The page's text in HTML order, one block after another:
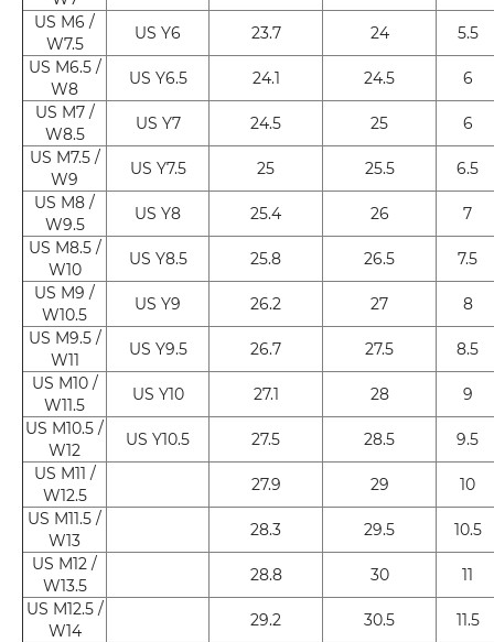
US M6 /
W7.5
US Y6 23.7 24
5.5
US M6.5 /
W8
US Y6.5 24.1 24.5
6
US M7 /
W8.5
US Y7 24.5 25
6
US M7.5 /
W9
US Y7.5 25 25.5
6.5
US M8 /
W9.5
US Y8 25.4 26
7
US M8.5 /
W10
US Y8.5 25.8 26.5
7.5
US M9 /
W10.5
US Y9 26.2 27
8
US M9.5 /
W11
US Y9.5 26.7 27.5
8.5
US M10 /
W11.5
US Y10 27.1 28
9
US M10.5 /
W12
US Y10.5 27.5 28.5
9.5
US M11 /
W12.5
27.9 29
10
US M11.5 /
W13
28.3 29.5
10.5
US M12 /
W13.5
28.8 30
11
US M12.5 /
W14
29.2 30.5
11.5